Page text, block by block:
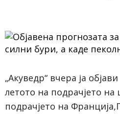
„Акуведр“ вчера ја
летото на подрачјето на
подрачјето на